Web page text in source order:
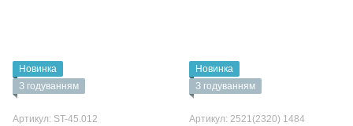
Новинка
З годуванням
Артикул: ST-45.012
Новинка
З годуванням
Артикул: 2521(2320) 1484